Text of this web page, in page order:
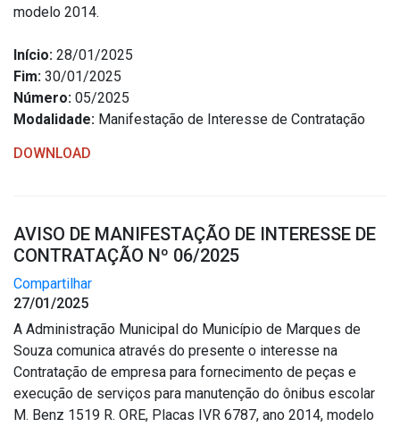
modelo 2014.
Início: 28/01/2025
Fim: 30/01/2025
Número: 05/2025
Modalidade: Manifestação de Interesse de Contratação
DOWNLOAD
AVISO DE MANIFESTAÇÃO DE INTERESSE DE
CONTRATAÇÃO Nº 06/2025
Compartilhar
27/01/2025
A Administração Municipal do Município de Marques de
Souza comunica através do presente o interesse na
Contratação de empresa para fornecimento de peças e
execução de serviços para manutenção do ônibus escolar
M. Benz 1519 R. ORE, Placas IVR 6787, ano 2014, modelo